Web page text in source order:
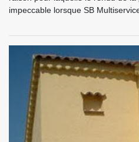
impeccable lorsque SB